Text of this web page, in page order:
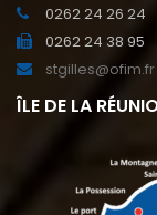
0262 24 26 24
0262 24 38 95
stgilles@ofim.fr
ÎLE DE LA